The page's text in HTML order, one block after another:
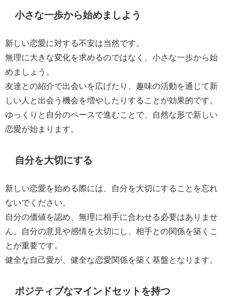
小さな一歩から始めましよう
新しい恋愛に対する不安は当然です。
無理に大きな変化を求めるのではなく、小さな一歩から始
めましょう。
友達との紹介で出会いを広げたり、趣味の活動を通じて新
しい人と出会う機会を増やしたりすることが効果的です。
ゆっくりと自分のペースで進むことで、自然な形で新しい
恋愛が始まります。
自分を大切にする
新しい恋愛を始める際には、自分を大切にすることを忘れ
ないでください。
自分の価値を認め、無理に相手に合わせる必要はありませ
ん。自分の意見や感情を大切にし、相手との関係を築くこ
とが重要です。
健全な自己愛が、健全な恋愛関係を築く基盤となります。
ポジティブなマインドセットを持つ